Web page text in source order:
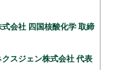
社 四国核酸化学 取締
ジェン株式会社 代表